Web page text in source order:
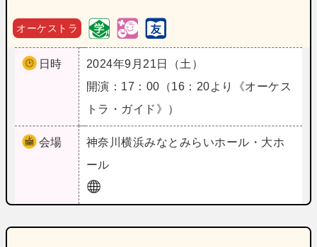
オーケストラ
日時
2024年9月21日（土）
開演：17：00（16：20より《オーケス
トラ・ガイド》）
会場 神奈川横浜みなとみらいホール・大ホ
ール